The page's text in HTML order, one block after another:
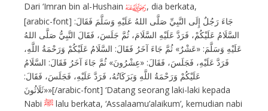
Dari ‘Imran bin al-Hushain I, dia berkata,
[arabic-font] جَاءَ رَجُلٌ إِلَى النَّبِيِّ صَلَّى اللهُ عَلَيْهِ وَسَلَّمَ فَقَالَ:
السَّلَامُ عَلَيْكُمْ، فَرَدَّ عَلَيْهِ السَّلَامَ، ثُمَّ جَلَسَ، فَقَالَ النَّبِيُّ صَلَّى اللهُ
عَلَيْهِ وَسَلَّمَ: «عَشْرٌ» ثُمَّ جَاءَ آخَرُ فَقَالَ: السَّلَامُ عَلَيْكُمْ وَرَحْمَةُ اللَّهِ،
فَرَدَّ عَلَيْهِ، فَجَلَسَ، فَقَالَ: «عِشْرُونَ» ثُمَّ جَاءَ آخَرُ فَقَالَ: السَّلَامُ
عَلَيْكُمْ وَرَحْمَةُ اللَّهِ وَبَرَكَاتُهُ، فَرَدَّ عَلَيْهِ، فَجَلَسَ، فَقَالَ:
«ثَلَاثُونَ»[/arabic-font] ‘Datang seorang laki-laki kepada
Nabi ﷺ lalu berkata, ‘Assalaamu’alaikum’, kemudian nabi